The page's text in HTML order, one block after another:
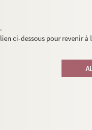
ci-dessous pour revenir